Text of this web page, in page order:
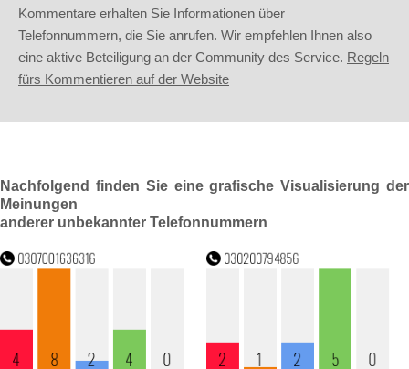
Kommentare erhalten Sie Informationen über
Telefonnummern, die Sie anrufen. Wir empfehlen Ihnen also
eine aktive Beteiligung an der Community des Service. Regeln
fürs Kommentieren auf der Website
Nachfolgend finden Sie eine grafische Visualisierung der
Meinungen
anderer unbekannter Telefonnummern